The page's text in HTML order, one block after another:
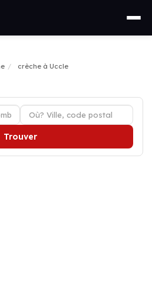
crèche à Uccle
Trouver